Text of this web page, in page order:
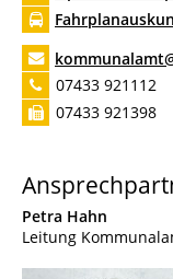
07433 921112
07433 921398
Petra Hahn
Leitung